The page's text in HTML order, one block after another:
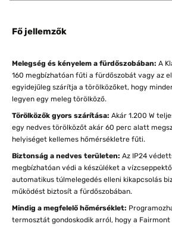
Fő jellemzők
Melegség és kényelem a fürdőszobában: A
160 megbízhatóan fűti a fürdőszobát vagy az
egyidejűleg szárítja a törölközőket, hogy
legyen egy meleg törölköző.
Törölközők gyors szárítása: Akár 1.200 W
egy nedves törölközőt akár 60 perc alatt
helyiséget kellemes hőmérsékletre fűti.
Biztonság a nedves területen: Az IP24
megbízhatóan védi a készüléket a
automatikus túlmelegedés elleni kikapcsolás
működést biztosít a fürdőszobában.
Mindig a megfelelő hőmérséklet:
termosztát gondoskodik arról, hogy a Fairmont